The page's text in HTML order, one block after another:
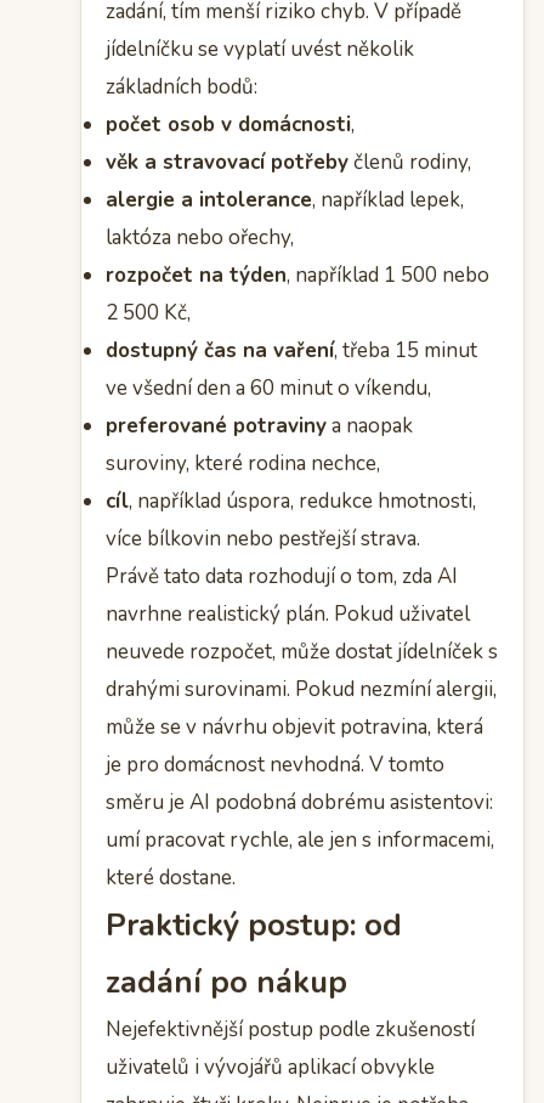
zadání, tím menší riziko chyb. V případě
jídelníčku se vyplatí uvést několik
základních bodů:
počet osob v domácnosti,
věk a stravovací potřebyčlenů rodiny,
alergie a intolerance, například lepek,
laktóza nebo ořechy,
rozpočet na týden, například 1 500 nebo
2 500 Kč,
dostupný čas na vaření, třeba 15 minut
ve všední den a 60 minut o víkendu,
preferované potravinya naopak
suroviny, které rodina nechce,
cíl, například úspora, redukce hmotnosti,
více bílkovin nebo pestřejší strava.
Právě tato data rozhodují o tom, zda AI
navrhne realistický plán. Pokud uživatel
neuvede rozpočet, může dostat jídelníček s
drahými surovinami. Pokud nezmíní alergii,
může se v návrhu objevit potravina, která
je pro domácnost nevhodná. V tomto
směru je AI podobná dobrému asistentovi:
umí pracovat rychle, ale jen s informacemi,
které dostane.
Praktický postup: od
zadání po nákup
Nejefektivnější postup podle zkušeností
uživatelů i vývojářů aplikací obvykle